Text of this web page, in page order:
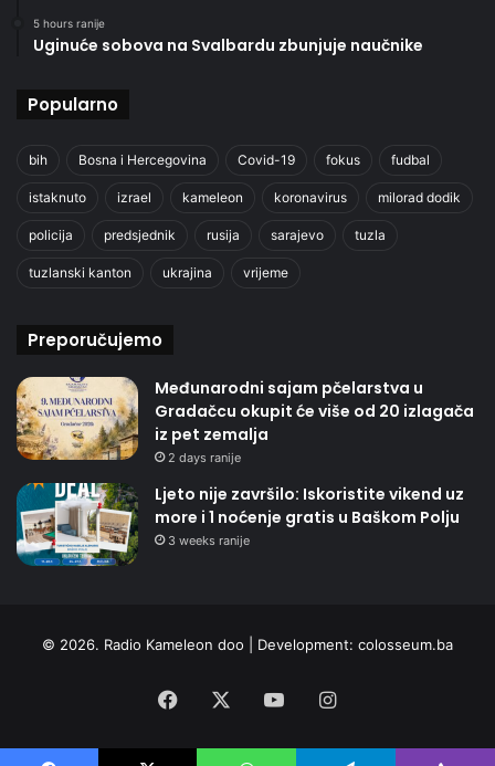
5 hours ranije
Uginuće sobova na Svalbardu zbunjuje naučnike
Popularno
bih Bosna i Hercegovina Covid-19 fokus fudbal
istaknuto izrael kameleon koronavirus milorad dodik
policija predsjednik rusija sarajevo tuzla
tuzlanski kanton ukrajina vrijeme
Preporučujemo
Međunarodni sajam pčelarstva u
Gradačcu okupit će više od 20 izlagača
iz pet zemalja
2 days ranije
Ljeto nije završilo: Iskoristite vikend uz
more i 1 noćenje gratis u Baškom Polju
3 weeks ranije
© 2026. Radio Kameleon doo | Development: colosseum.ba
Facebook YouTubeInstagram